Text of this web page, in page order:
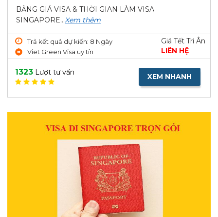
BẢNG GIÁ VISA & THỜI GIAN LÀM VISA
SINGAPORE...Xem thêm
Trả kết quả dự kiến: 8 Ngày
Viet Green Visa uy tín
Giá Tết Tri Ân
LIÊN HỆ
1323 Lượt tư vấn XEM NHANH